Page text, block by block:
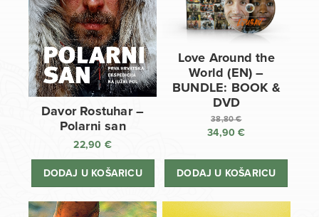
Davor Rostuhar –
Polarni san
22,90 €
DODAJ U KOŠARICU
Love Around the
World (EN) –
BUNDLE: BOOK &
DVD
38,80€
Izvorna
bila
34,90€
cijena
DODAJ U KOŠARICU